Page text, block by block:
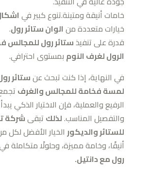
خامات أنيقة ومتينة.تنوع كبير في
خيارات متعددة من الوان ستائر رول.
قدرة على تنفيذستائر رول للمجالس
الرول لغرف النوم بمستوى احترافي.
في النهاية، إذا كنت تبحث عنستائر
لمسة فخامة للمجالس والغرف
الرفيع والعملية، فإن الاختيار الذكي
والتفصيل المناسب.لذلك تبقىشركة
للستائر والديكور الخيار الأفضل لكل
أنيقًا، وخامة مميزة، وحلولًا متكاملة
رول مع دانتيل.